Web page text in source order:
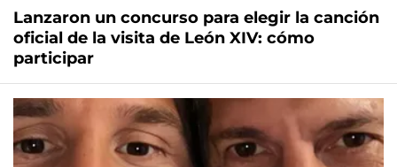
Lanzaron un concurso para elegir la canción
oficial de la visita de León XIV: cómo
participar